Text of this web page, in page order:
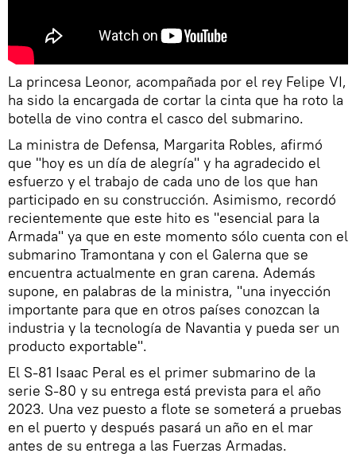
La princesa Leonor, acompañada por el rey Felipe VI,
ha sido la encargada de cortar la cinta que ha roto la
botella de vino contra el casco del submarino.
La ministra de Defensa, Margarita Robles, afirmó
que "hoy es un día de alegría" y ha agradecido el
esfuerzo y el trabajo de cada uno de los que han
participado en su construcción. Asimismo, recordó
recientemente que este hito es "esencial para la
Armada" ya que en este momento sólo cuenta con el
submarino Tramontana y con el Galerna que se
encuentra actualmente en gran carena. Además
supone, en palabras de la ministra, "una inyección
importante para que en otros países conozcan la
industria y la tecnología de Navantia y pueda ser un
producto exportable".
El S-81 Isaac Peral es el primer submarino de la
serie S-80 y su entrega está prevista para el año
2023. Una vez puesto a flote se someterá a pruebas
en el puerto y después pasará un año en el mar
antes de su entrega a las Fuerzas Armadas.